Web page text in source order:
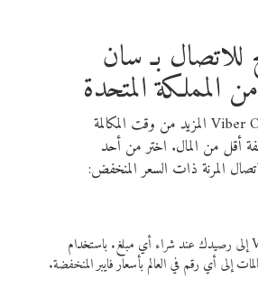
للاتصال بـ سان
المملكة المتحدة
يمنحك Viber Out المزيد من وقت المكالمة
أقل من المال. اختر من أحد
المرنة ذات السعر المنخفض:
تتم إضافة رصيد Viber Out إلى رصيدك عند شراء أي مبلغ. باستخدام
إلى أي رقم في العالم بأسعار فايبر المنخفضة.